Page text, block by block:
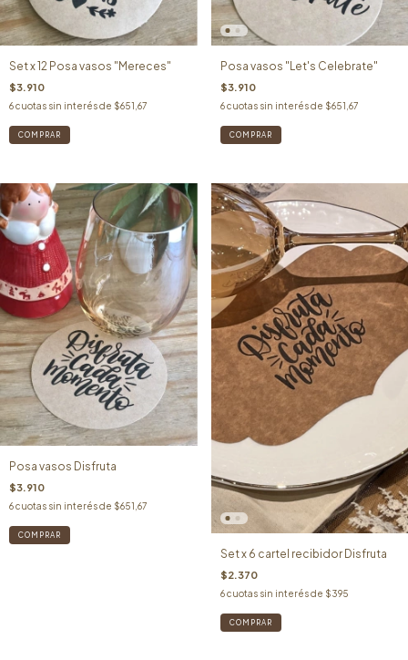
Set x 12 Posa vasos "Mereces"
$3.910
6cuotas sin interés de $651,67
Posa vasos "Let's Celebrate"
$3.910
6 cuotas sin interés de $651,67
Posa vasos Disfruta
$3.910
6cuotas sin interés de $651,67
Set x 6 cartel recibidor Disfruta
$2.370
6 cuotas sin interés de $395